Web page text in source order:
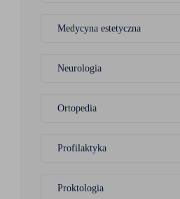
Medycyna estetyczna
Neurologia
Ortopedia
Profilaktyka
Proktologia